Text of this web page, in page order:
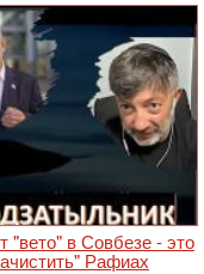
"вето" в Совбезе - это
Рафиах